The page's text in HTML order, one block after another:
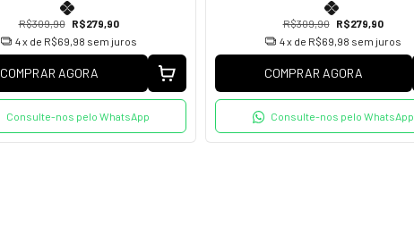
R$309,90
R$279,90
4x de R$69,98 sem juros
COMPRAR AGORA
Consulte-nos pelo WhatsApp
R$309,90
R$279,90
4x de R$69,98 sem juros
COMPRAR AGORA
Consulte-nos pelo WhatsApp